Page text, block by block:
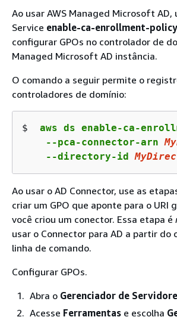
Ao usar AWS Managed Microsoft AD,
Service enable-ca-enrollment-policy
configurar GPOs no controlador de
Managed Microsoft AD instância.
O comando a seguir permite o
controladores de domínio:
$
aws ds enable-ca-
    --pca-connector-arn
    --directory-id
Ao usar o AD Connector, use as
criar um GPO que aponte para o URI
você criou um conector. Essa etapa é
usar o Connector para AD a partir do
linha de comando.
Configurar GPOs.
Abra o Gerenciador de
Acesse Ferramentas e escolha